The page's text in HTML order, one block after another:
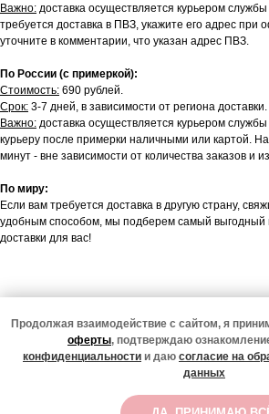
Продолжая взаимодействие с сайтом, я
оферты, подтверждаю
конфиденциальности и даю согласие на
данных
СООБЩИТЬ О ПОСТУПЛЕНИИ
Важно: доставка осуществляется курьером
требуется доставка в ПВЗ, укажите его адрес при
уточните в комментарии, что указан адрес ПВЗ.
По России (с примеркой):
Стоимость: 690 рублей.
Срок: 3-7 дней, в зависимости от региона доставки.
Важно: доставка осуществляется курьером
курьеру после примерки наличными или картой.
минут - вне зависимости от количества заказов и
По миру:
Если вам требуется доставка в другую страну,
удобным способом, мы подберем самый выгодный
доставки для вас!
Подписаться
Подписчики нашего тг-канала в курсе
специальных предложений и жизни
© 2020-
ООО "Классно" ИНН 2310148219 ОГРН 1102310004510
Юр. адрес: Республика Калмыкия, Юстинский р-он, п.